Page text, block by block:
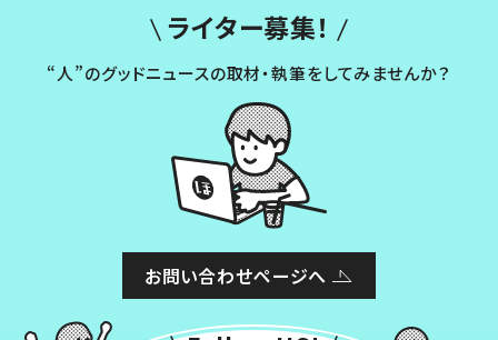
ライター募集！
“人”のグッドニュースの取材・執筆をしてみませんか？
お問い合わせページへ